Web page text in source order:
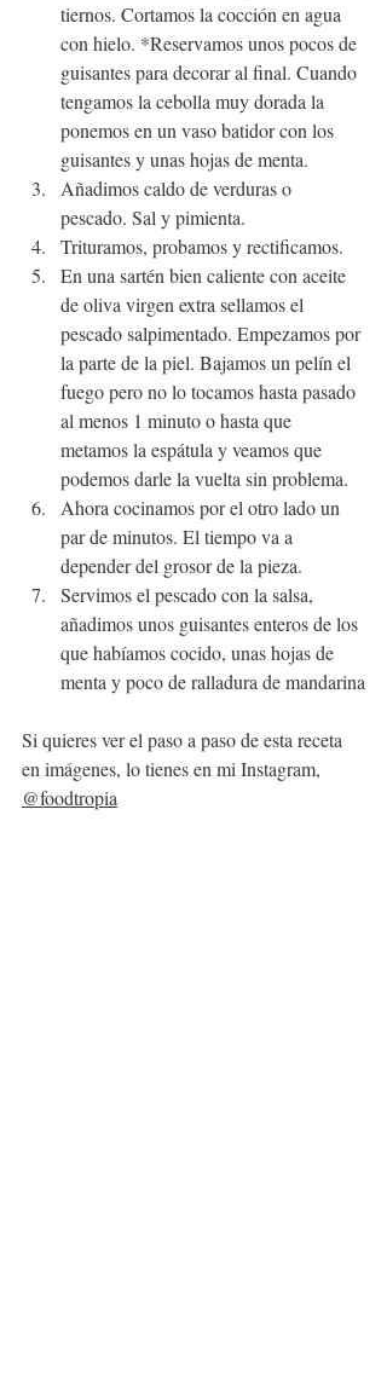
tiernos. Cortamos la cocción en agua
con hielo. *Reservamos unos pocos de
guisantes para decorar al final. Cuando
tengamos la cebolla muy dorada la
ponemos en un vaso batidor con los
guisantes y unas hojas de menta.
Añadimos caldo de verduras o
pescado. Sal y pimienta.
Trituramos, probamos y rectificamos.
En una sartén bien caliente con aceite
de oliva virgen extra sellamos el
pescado salpimentado. Empezamos por
la parte de la piel. Bajamos un pelín el
fuego pero no lo tocamos hasta pasado
al menos 1 minuto o hasta que
metamos la espátula y veamos que
podemos darle la vuelta sin problema.
Ahora cocinamos por el otro lado un
par de minutos. El tiempo va a
depender del grosor de la pieza.
Servimos el pescado con la salsa,
añadimos unos guisantes enteros de los
que habíamos cocido, unas hojas de
menta y poco de ralladura de mandarina
Si quieres ver el paso a paso de esta receta
en imágenes, lo tienes en mi Instagram,
@foodtropia